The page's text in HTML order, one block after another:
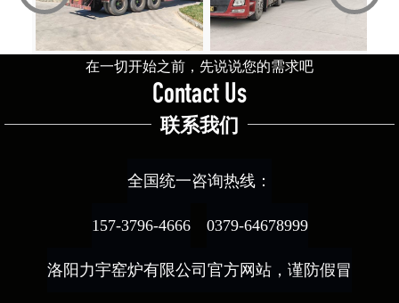
在一切开始之前，先说说您的需求吧
Contact Us
联系我们
全国统一咨询热线：
157-3796-4666 0379-64678999
洛阳力宇窑炉有限公司官方网站，谨防假冒